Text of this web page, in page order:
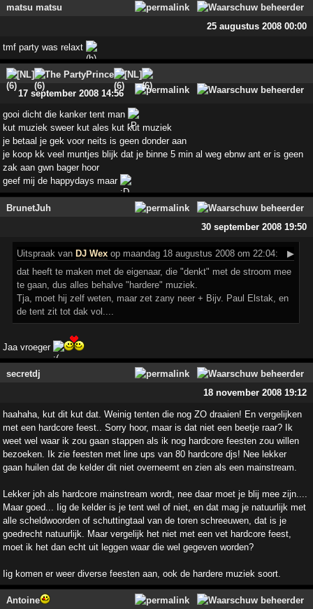
matsu matsu
25 augustus 2008 00:00
tmf party was relaxt
[NL] The PartyPrince
[NL]
17 september 2008 14:56
gooi dicht die kanker tent man
kut muziek sweer kut ales kut kut muziek
je betaal je gek voor neits is geen donder aan
je koop kk veel muntjes blijk dat je binne 5 min al weg ebnw ant er is geen
zak aan gwn bager hoor
geef mij de happydays maar
BrunetJuh
30 september 2008 19:50
Uitspraak van DJ Wex op maandag 18 augustus 2008 om 22:04:
▶
dat heeft te maken met de eigenaar, die "denkt" met de stroom mee
te gaan, dus alles behalve "hardere" muziek.
Tja, moet hij zelf weten, maar zet zany neer + Bijv. Paul Elstak, en
de tent zit tot dak vol....
Jaa vroeger
secretdj
18 november 2008 19:12
haahaha, kut dit kut dat. Weinig tenten die nog ZO draaien! En vergelijken
met een hardcore feest.. Sorry hoor, maar is dat niet een beetje raar? Ik
weet wel waar ik zou gaan stappen als ik nog hardcore feesten zou willen
bezoeken. Ik zie feesten met line ups van 80 hardcore djs! Nee lekker
gaan huilen dat de kelder dit niet overneemt en zien als een mainstream.
Lekker joh als hardcore mainstream wordt, nee daar moet je blij mee zijn....
Maar goed... Iig de kelder is je tent wel of niet, en dat mag je natuurlijk met
alle scheldwoorden of schuttingtaal van de toren schreeuwen, dat is je
goedrecht natuurlijk. Maar vergelijk het niet met een vet hardcore feest,
moet ik het dan echt uit leggen waar die wel gegeven worden?
Iig komen er weer diverse feesten aan, ook de hardere muziek soort.
Antoine